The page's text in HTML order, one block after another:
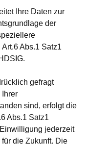
Ihre Daten zur
der
Abs.1 Satz1
gefragt
Ihrer
sind, erfolgt die
Abs.1 Satz1
jederzeit
die Zukunft. Die